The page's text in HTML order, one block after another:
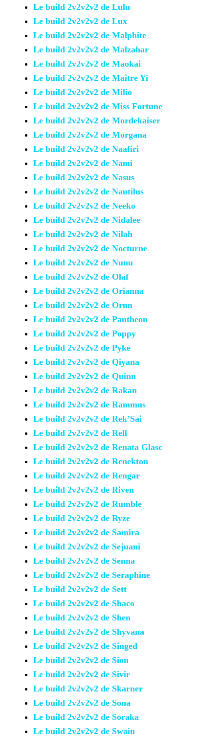
Le build 2v2v2v2 de Lulu
Le build 2v2v2v2 de Lux
Le build 2v2v2v2 de Malphite
Le build 2v2v2v2 de Malzahar
Le build 2v2v2v2 de Maokai
Le build 2v2v2v2 de Maître Yi
Le build 2v2v2v2 de Milio
Le build 2v2v2v2 de Miss Fortune
Le build 2v2v2v2 de Mordekaiser
Le build 2v2v2v2 de Morgana
Le build 2v2v2v2 de Naafiri
Le build 2v2v2v2 de Nami
Le build 2v2v2v2 de Nasus
Le build 2v2v2v2 de Nautilus
Le build 2v2v2v2 de Neeko
Le build 2v2v2v2 de Nidalee
Le build 2v2v2v2 de Nilah
Le build 2v2v2v2 de Nocturne
Le build 2v2v2v2 de Nunu
Le build 2v2v2v2 de Olaf
Le build 2v2v2v2 de Orianna
Le build 2v2v2v2 de Ornn
Le build 2v2v2v2 de Pantheon
Le build 2v2v2v2 de Poppy
Le build 2v2v2v2 de Pyke
Le build 2v2v2v2 de Qiyana
Le build 2v2v2v2 de Quinn
Le build 2v2v2v2 de Rakan
Le build 2v2v2v2 de Rammus
Le build 2v2v2v2 de Rek’Sai
Le build 2v2v2v2 de Rell
Le build 2v2v2v2 de Renata Glasc
Le build 2v2v2v2 de Renekton
Le build 2v2v2v2 de Rengar
Le build 2v2v2v2 de Riven
Le build 2v2v2v2 de Rumble
Le build 2v2v2v2 de Ryze
Le build 2v2v2v2 de Samira
Le build 2v2v2v2 de Sejuani
Le build 2v2v2v2 de Senna
Le build 2v2v2v2 de Seraphine
Le build 2v2v2v2 de Sett
Le build 2v2v2v2 de Shaco
Le build 2v2v2v2 de Shen
Le build 2v2v2v2 de Shyvana
Le build 2v2v2v2 de Singed
Le build 2v2v2v2 de Sion
Le build 2v2v2v2 de Sivir
Le build 2v2v2v2 de Skarner
Le build 2v2v2v2 de Sona
Le build 2v2v2v2 de Soraka
Le build 2v2v2v2 de Swain